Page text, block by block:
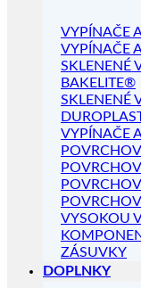
VYPÍNAČE
VYPÍNAČE
SKLENENÉ
BAKELITE®
SKLENENÉ
VYPÍNAČE
VYSOKOU
ZÁSUVKY
DOPLNKY